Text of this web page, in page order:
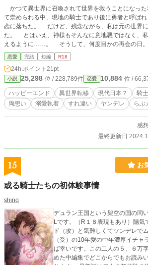
かつて異世界に召喚されて世界を救うことになっ
て崇められる中、現地の騎士であり後に勇者と呼ば
恋に落ちた。 だけど、残念ながら、私は元の世界
た。 とはいえ、神様もそんなに意地悪ではなく、
えるように……。 そうして、何度目かの再会の日。
は、王女様との縁談話が出ているというレナードと四
ど……？ ※ムーンライトの完結作品です
恋愛 完結 短編 R18
24h.ポイント 21pt
小説 25,298 位 / 228,789件 恋愛 10,884 位 /
ハッピーエンド 異世界転移 現代日本？ 騎士
両想い
溺愛執着 すれ違い ヤンデレ らぶ
感
最終更新日
15 お
或る騎士たちの初体験事情
shino
デュラン王国という架空の国の同
Lです。（R１８表現もあり）陽気
ド（攻）と気難しくてツンデレで
（受）の10年愛の中年濃厚イチ
ば幸いです。この二人の５、６万
めた中編集でどこからでもお読み